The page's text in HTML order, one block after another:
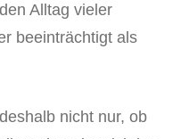
Alltag vieler
beeinträchtigt als
nicht nur, ob